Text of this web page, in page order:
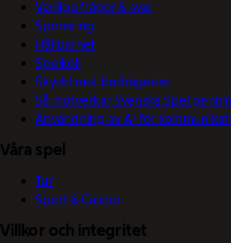
Vanliga frågor & svar
Sponsring
Hållbarhet
Spelkoll
Skydd mot bedrägerier
Så motverkar Svenska Spel
Användning av AI för
Våra spel
Tur
Sport & Casino
Villkor och integritet